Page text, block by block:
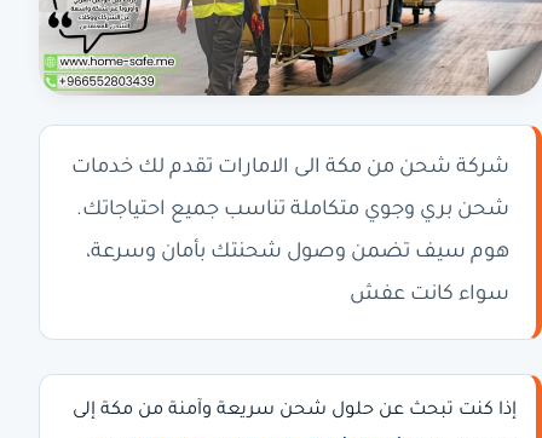
شركة شحن من مكة الى الامارات تقدم لك خدمات
شحن بري وجوي متكاملة تناسب جميع احتياجاتك.
هوم سيف تضمن وصول شحنتك بأمان وسرعة،
سواء كانت عفش
إذا كنت تبحث عن حلول شحن سريعة وآمنة من مكة إلى